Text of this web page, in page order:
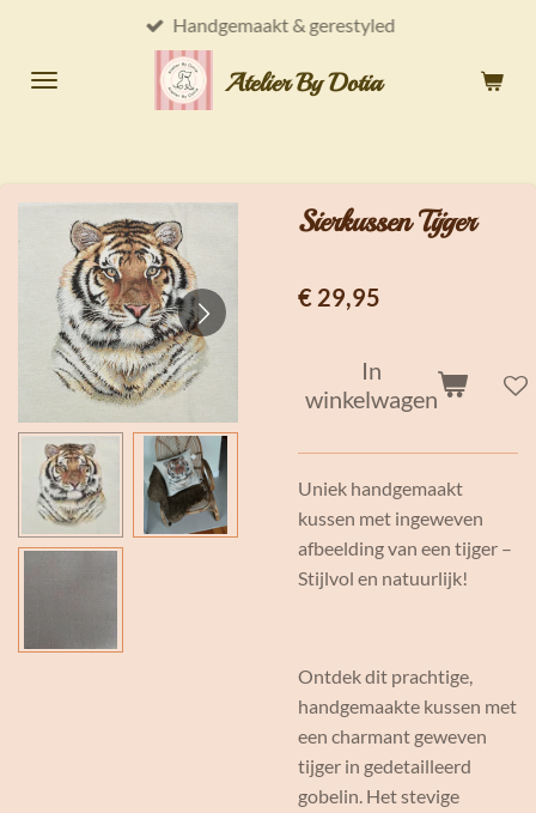
naar
Atelier By Dotia
Handgemaakt & gerestyled
Sierkussen Tijger
€ 29,95
In
winkelwagen
Uniek handgemaakt
kussen met ingeweven
afbeelding van een tijger –
Stijlvol en natuurlijk!
Ontdek dit prachtige,
handgemaakte kussen met
een charmant geweven
tijger in gedetailleerd
gobelin. Het stevige